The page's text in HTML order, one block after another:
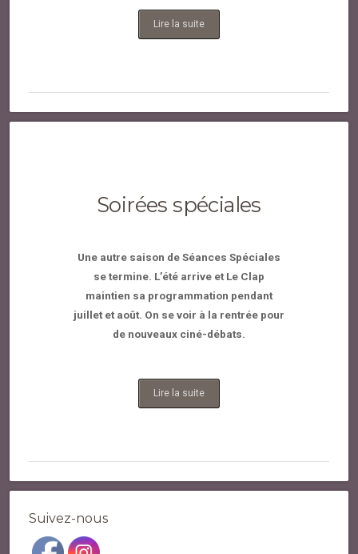
Lire la suite
Soirées spéciales
Une autre saison de Séances Spéciales
se termine. L’été arrive et Le Clap
maintien sa programmation pendant
juillet et août. On se voir à la rentrée pour
de nouveaux ciné-débats.
Lire la suite
Suivez-nous